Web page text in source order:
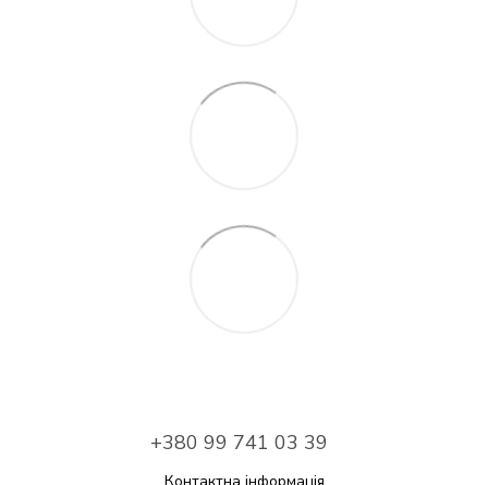
+380 99 741 03 39